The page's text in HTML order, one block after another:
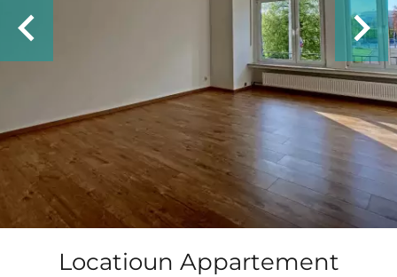
Locatioun Appartement